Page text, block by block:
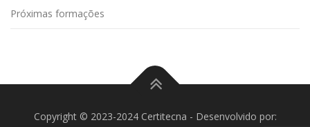
Próximas formações
Copyright © 2023-2024 Certitecna - Desenvolvido por: